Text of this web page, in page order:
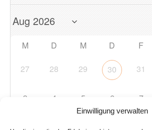
Einwilligung verwalten
M D M D F
27 28 29 30 31
3 4 5 6 7
10 11 12 13 14